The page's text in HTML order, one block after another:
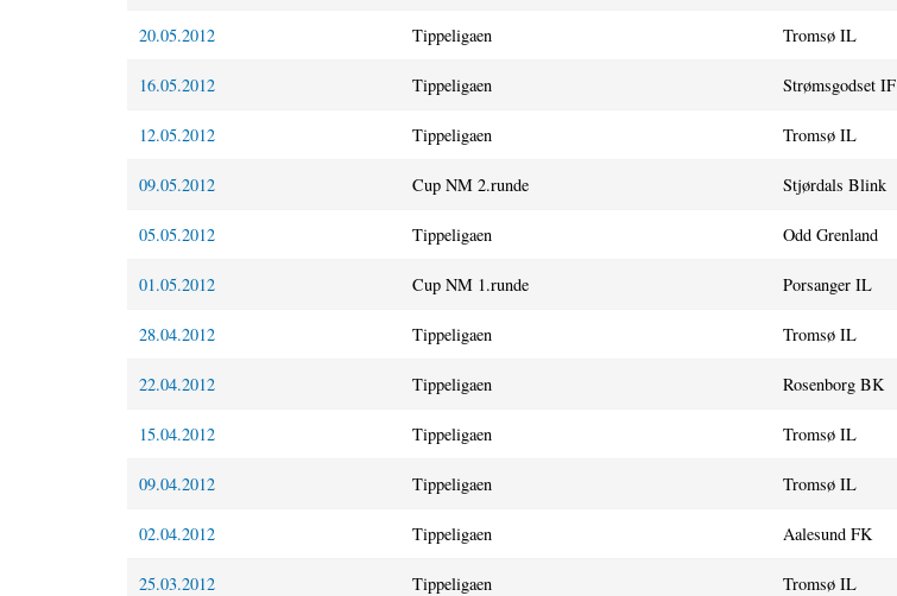
20.05.2012 Tippeligaen Tromsø IL
16.05.2012 Tippeligaen Strømsgodset IF
12.05.2012 Tippeligaen Tromsø IL
09.05.2012 Cup NM 2.runde Stjørdals Blink
05.05.2012 Tippeligaen Odd Grenland
01.05.2012 Cup NM 1.runde Porsanger IL
28.04.2012 Tippeligaen Tromsø IL
22.04.2012 Tippeligaen Rosenborg BK
15.04.2012 Tippeligaen Tromsø IL
09.04.2012 Tippeligaen Tromsø IL
02.04.2012 Tippeligaen Aalesund FK
25.03.2012 Tippeligaen Tromsø IL